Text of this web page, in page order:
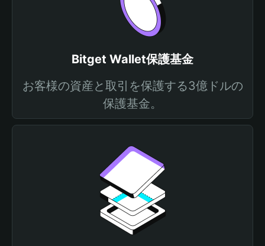
Bitget Wallet保護基金
お客様の資産と取引を保護する3億ドルの
保護基金。